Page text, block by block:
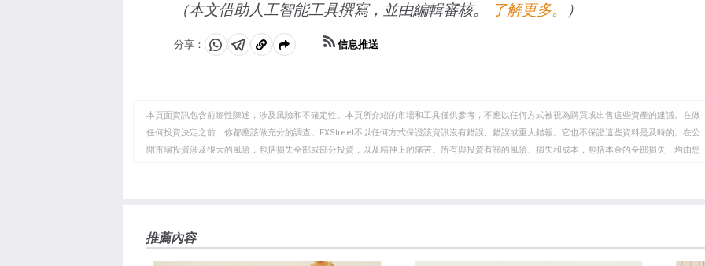
（本文借助人工智能工具撰寫，並由編輯審核。
了解更多。 ）
分享：
分
WhatsApp
分
Telegram
複
剪
貼
板
信息推送
本頁面資訊包含前瞻性陳述，涉及風險和不確定性。本頁所介紹的市場和工具僅供參考，不應以任何方式被視為購買或出售這些資產的建議。在做
任何投資決定之前，你都應該做充分的調查。FXStreet不以任何方式保證該資訊沒有錯誤、錯誤或重大錯報。它也不保證這些資料是及時的。在公
開市場投資涉及很大的風險，包括損失全部或部分投資，以及精神上的痛苦。所有與投資有關的風險、損失和成本，包括本金的全部損失，均由您
失，傷害或損害由此資訊及其顯示或使用引起的。錯誤和遺漏除外。本文作者和FXStreet並非註冊投資顧問，本文內容無意提供任何投資建議。
推薦內容